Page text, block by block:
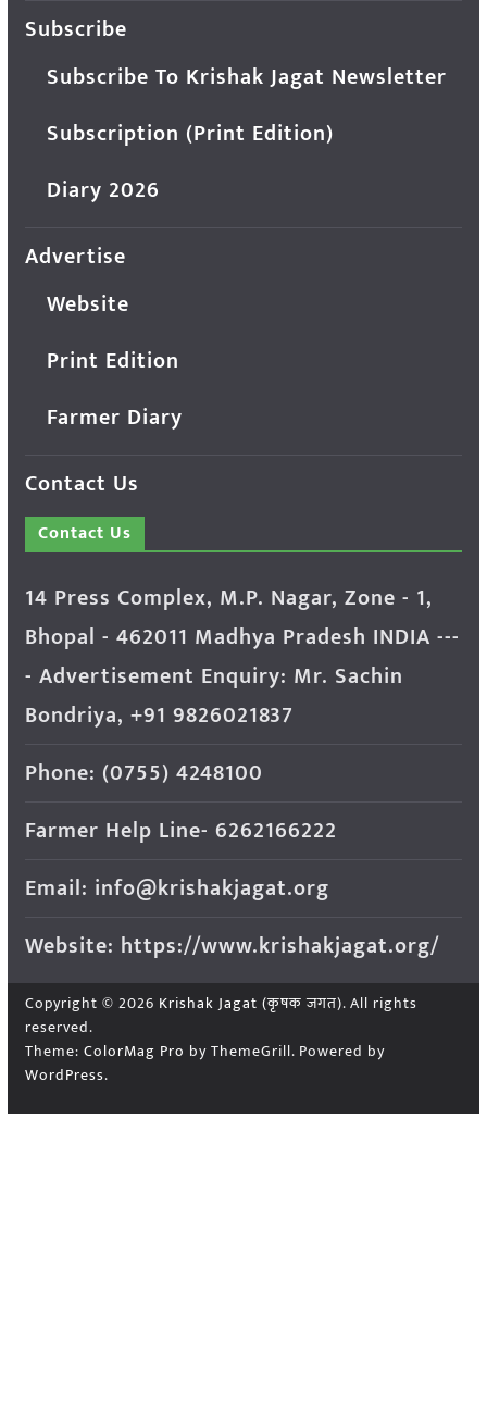
Subscribe
Subscribe To Krishak Jagat Newsletter
Subscription (Print Edition)
Diary 2026
Advertise
Website
Print Edition
Farmer Diary
Contact Us
Contact Us
14 Press Complex, M.P. Nagar, Zone - 1,
Bhopal - 462011 Madhya Pradesh INDIA ---
- Advertisement Enquiry: Mr. Sachin
Bondriya, +91 9826021837
Phone: (0755) 4248100
Farmer Help Line- 6262166222
Email: info@krishakjagat.org
Website: https://www.krishakjagat.org/
Copyright © 2026 Krishak Jagat (कृषक जगत). All rights
reserved.
Theme: ColorMag Pro by ThemeGrill. Powered by
WordPress.